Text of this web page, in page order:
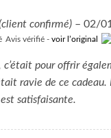
confirmé) – 02/
Avis vérifié - voir l’original
c’était pour offrir
ravie de ce cadeau.
satisfaisante.